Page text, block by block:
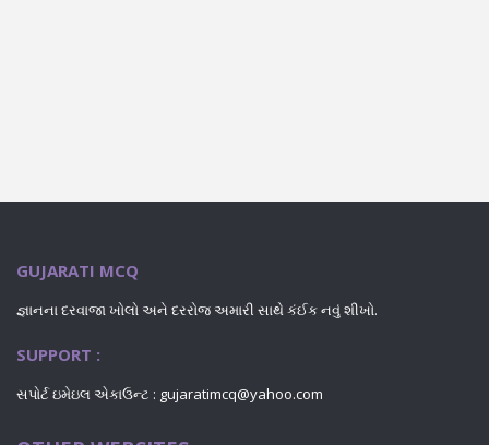
GUJARATI MCQ
જ્ઞાનના દરવાજા ખોલો અને દરરોજ અમારી સાથે કંઈક નવું શીખો.
SUPPORT :
સપોર્ટ ઇમેઇલ એકાઉન્ટ : gujaratimcq@yahoo.com